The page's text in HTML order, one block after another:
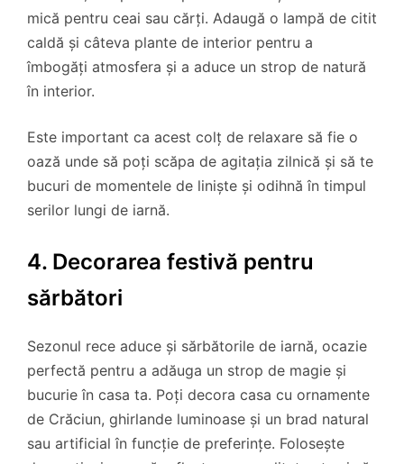
mică pentru ceai sau cărți. Adaugă o lampă de citit
caldă și câteva plante de interior pentru a
îmbogăți atmosfera și a aduce un strop de natură
în interior.
Este important ca acest colț de relaxare să fie o
oază unde să poți scăpa de agitația zilnică și să te
bucuri de momentele de liniște și odihnă în timpul
serilor lungi de iarnă.
4. Decorarea festivă pentru
sărbători
Sezonul rece aduce și sărbătorile de iarnă, ocazie
perfectă pentru a adăuga un strop de magie și
bucurie în casa ta. Poți decora casa cu ornamente
de Crăciun, ghirlande luminoase și un brad natural
sau artificial în funcție de preferințe. Folosește